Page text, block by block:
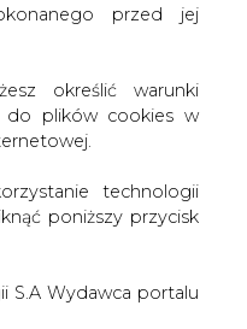
przed jej
określić warunki
do plików cookies w
technologii
poniższy przycisk
S.A Wydawca portalu
ocenie dokonanej
finansową i wiąże się
kredytu przez
komunikacie Henryk
być wykorzystany w
Kwoty
związanych z
spółki na Morzu